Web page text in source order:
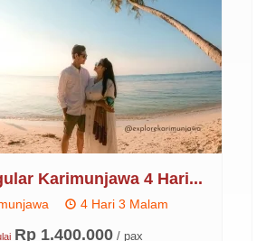
Karimunjawa 4 Hari...
4 Hari 3 Malam
Rp 1.400.000 / pax